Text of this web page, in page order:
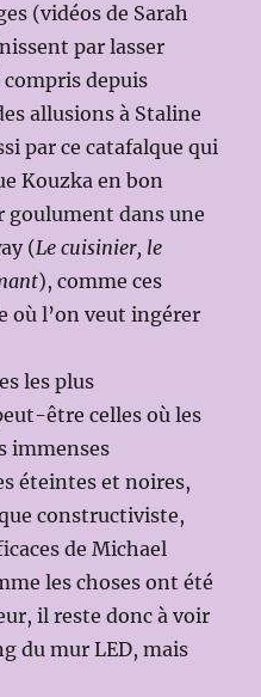
(vidéos de Sarah
par lasser
compris depuis
allusions à Staline
par ce catafalque qui
Kouzka en bon
goulument dans une
(Le cuisinier, le
), comme ces
où l’on veut ingérer
les plus
être celles où les
immenses
éteintes et noires,
constructiviste,
de Michael
les choses ont été
il reste donc à voir
du mur LED, mais